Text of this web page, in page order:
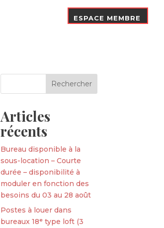
ESPACE MEMBRE
Articles
récents
Bureau disponible à la
sous-location – Courte
durée – disponibilité à
moduler en fonction des
besoins du 03 au 28 août
Postes à louer dans
bureaux 18ᵉ type loft (3